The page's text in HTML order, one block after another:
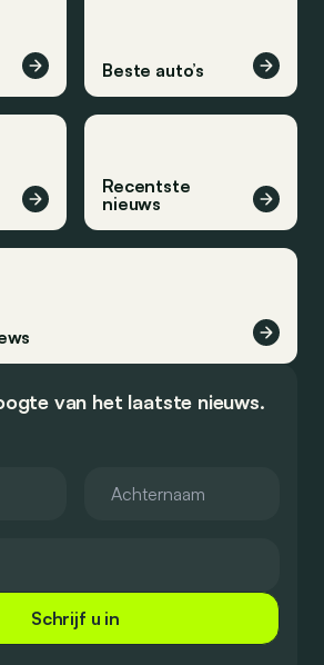
Beste auto’s
Recentste
nieuws
van het laatste nieuws.
Schrijf u in